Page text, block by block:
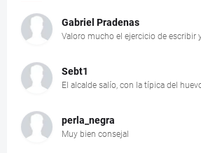
Gabriel Pradenas
Valoro mucho el ejercicio de escribir
Sebt1
El alcalde salío, con la típica del
perla_negra
Muy bien consejal